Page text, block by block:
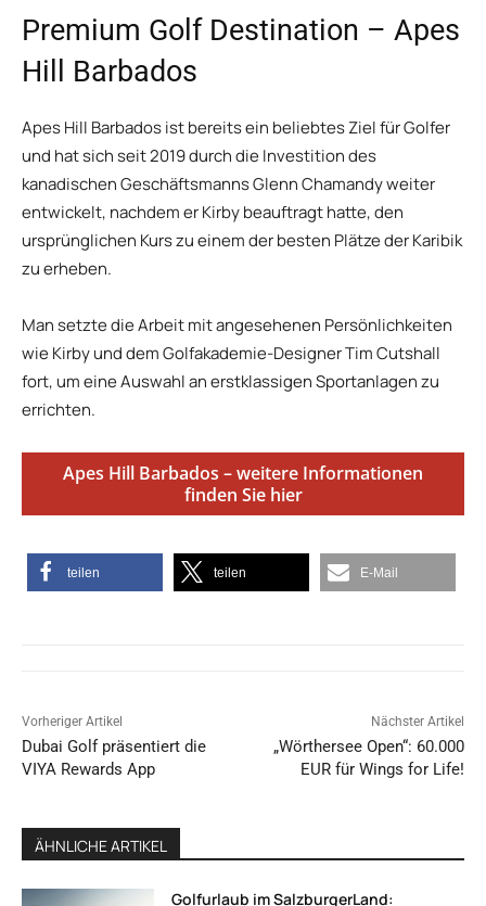
Premium Golf Destination – Apes
Hill Barbados
Apes Hill Barbados ist bereits ein beliebtes Ziel für Golfer
und hat sich seit 2019 durch die Investition des
kanadischen Geschäftsmanns Glenn Chamandy weiter
entwickelt, nachdem er Kirby beauftragt hatte, den
ursprünglichen Kurs zu einem der besten Plätze der Karibik
zu erheben.
Man setzte die Arbeit mit angesehenen Persönlichkeiten
wie Kirby und dem Golfakademie-Designer Tim Cutshall
fort, um eine Auswahl an erstklassigen Sportanlagen zu
errichten.
Apes Hill Barbados – weitere Informationen
finden Sie hier
teilen teilen E-Mail
Vorheriger Artikel
Dubai Golf präsentiert die
VIYA Rewards App
Nächster Artikel
„Wörthersee Open“: 60.000
EUR für Wings for Life!
ÄHNLICHE ARTIKEL
Golfurlaub im SalzburgerLand: